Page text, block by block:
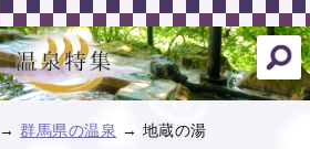
→群馬県の温泉 → 地蔵の湯